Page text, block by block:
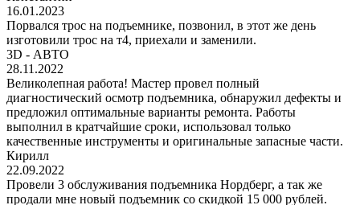
16.01.2023
Порвался трос на подъемнике, позвонил, в этот же день
изготовили трос на т4, приехали и заменили.
3D - АВТО
28.11.2022
Великолепная работа! Мастер провел полный
диагностический осмотр подъемника, обнаружил дефекты и
предложил оптимальные варианты ремонта. Работы
выполнил в кратчайшие сроки, использовал только
качественные инструменты и оригинальные запасные части.
Кирилл
22.09.2022
Провели 3 обслуживания подъемника Нордберг, а так же
продали мне новый подъемник со скидкой 15 000 рублей.